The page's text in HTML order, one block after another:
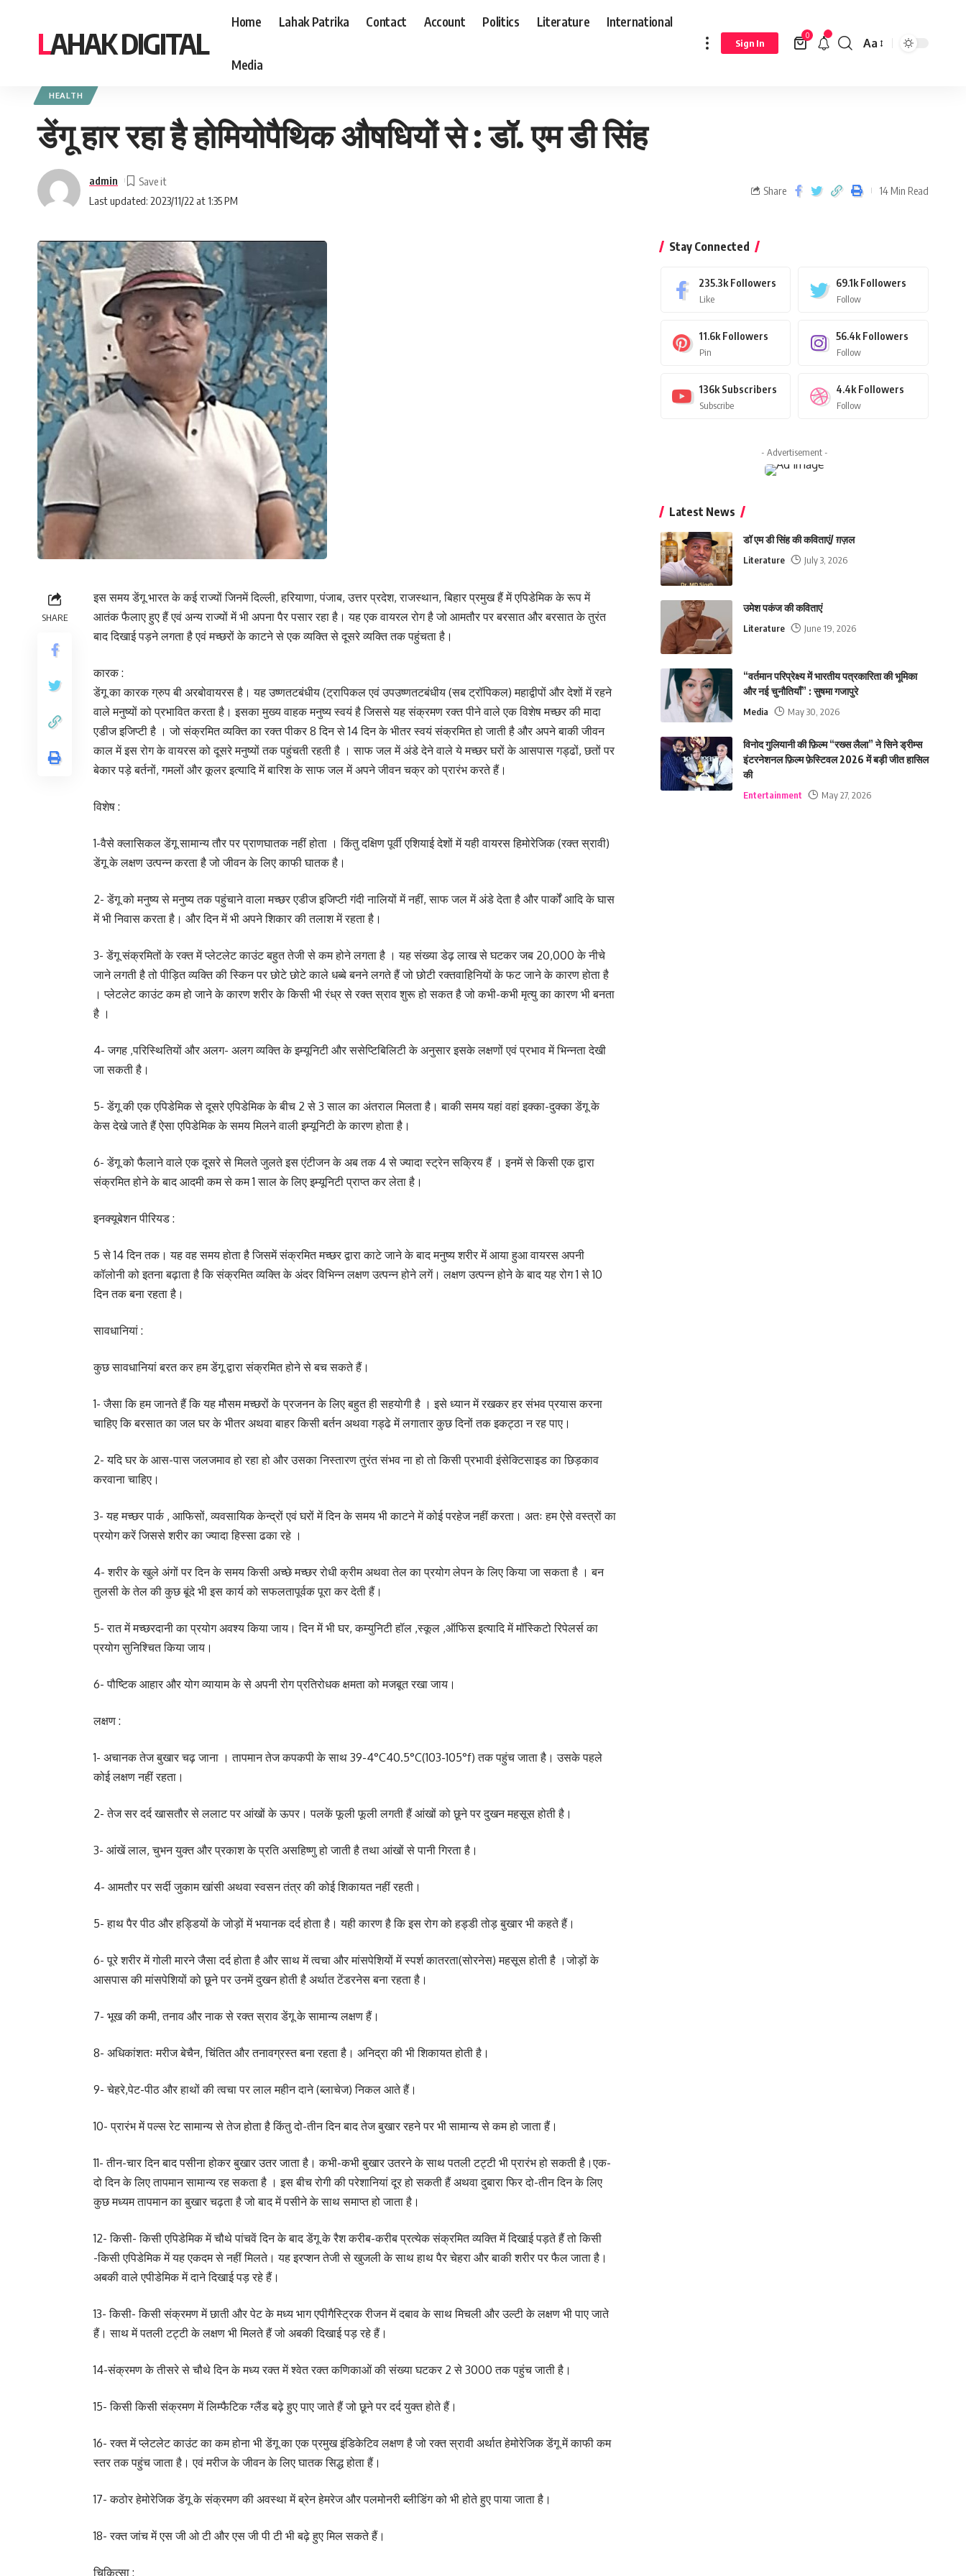
LAHAK DIGITAL
Home Lahak Patrika Contact Account Politics Literature International
Media
Sign In
0
Aa
डेंगू हार रहा है होमियोपैथिक औषधियों से : डॉ. एम डी सिंह
HEALTH
डेंगू हार रहा है होमियोपैथिक औषधियों से : डॉ. एम डी सिंह
Last updated: 2023/11/22 at 1:35 PM
admin
Share 14 Min Read
SHARE
इस समय डेंगू भारत के कई राज्यों जिनमें दिल्ली, हरियाणा, पंजाब, उत्तर प्रदेश, राजस्थान, बिहार प्रमुख हैं में एपिडेमिक के रूप में
आतंक फैलाए हुए हैं एवं अन्य राज्यों में भी अपना पैर पसार रहा है। यह एक वायरल रोग है जो आमतौर पर बरसात और बरसात के तुरंत
बाद दिखाई पड़ने लगता है एवं मच्छरों के काटने से एक व्यक्ति से दूसरे व्यक्ति तक पहुंचता है।
कारक :
डेंगू का कारक ग्रुप बी अरबोवायरस है। यह उष्णतटबंधीय (ट्रापिकल एवं उपउष्णतटबंधीय (सब ट्रॉपिकल) महाद्वीपों और देशों में रहने
वाले मनुष्यों को प्रभावित करता है। इसका मुख्य वाहक मनुष्य स्वयं है जिससे यह संक्रमण रक्त पीने वाले एक विशेष मच्छर की मादा
एडीज इजिप्टी है । जो संक्रमित व्यक्ति का रक्त पीकर 8 दिन से 14 दिन के भीतर स्वयं संक्रमित हो जाती है और अपने बाकी जीवन
काल में इस रोग के वायरस को दूसरे मनुष्यों तक पहुंचती रहती है । साफ जल में अंडे देने वाले ये मच्छर घरों के आसपास गड्ढों, छतों पर
बेकार पड़े बर्तनों, गमलों और कूलर इत्यादि में बारिश के साफ जल में अपने जीवन चक्र को प्रारंभ करते हैं।
विशेष :
1-वैसे क्लासिकल डेंगू सामान्य तौर पर प्राणघातक नहीं होता । किंतु दक्षिण पूर्वी एशियाई देशों में यही वायरस हिमोरेजिक (रक्त स्रावी)
डेंगू के लक्षण उत्पन्न करता है जो जीवन के लिए काफी घातक है।
2- डेंगू को मनुष्य से मनुष्य तक पहुंचाने वाला मच्छर एडीज इजिप्टी गंदी नालियों में नहीं, साफ जल में अंडे देता है और पार्कों आदि के घास
में भी निवास करता है। और दिन में भी अपने शिकार की तलाश में रहता है।
3- डेंगू संक्रमितों के रक्त में प्लेटलेट काउंट बहुत तेजी से कम होने लगता है । यह संख्या डेढ़ लाख से घटकर जब 20,000 के नीचे
जाने लगती है तो पीड़ित व्यक्ति की स्किन पर छोटे छोटे काले धब्बे बनने लगते हैं जो छोटी रक्तवाहिनियों के फट जाने के कारण होता है
। प्लेटलेट काउंट कम हो जाने के कारण शरीर के किसी भी रंध्र से रक्त स्राव शुरू हो सकत है जो कभी-कभी मृत्यु का कारण भी बनता
है ।
4- जगह ,परिस्थितियों और अलग- अलग व्यक्ति के इम्यूनिटी और ससेप्टिबिलिटी के अनुसार इसके लक्षणों एवं प्रभाव में भिन्नता देखी
जा सकती है।
5- डेंगू की एक एपिडेमिक से दूसरे एपिडेमिक के बीच 2 से 3 साल का अंतराल मिलता है। बाकी समय यहां वहां इक्का-दुक्का डेंगू के
केस देखे जाते हैं ऐसा एपिडेमिक के समय मिलने वाली इम्यूनिटी के कारण होता है।
6- डेंगू को फैलाने वाले एक दूसरे से मिलते जुलते इस एंटीजन के अब तक 4 से ज्यादा स्ट्रेन सक्रिय हैं । इनमें से किसी एक द्वारा
संक्रमित होने के बाद आदमी कम से कम 1 साल के लिए इम्यूनिटी प्राप्त कर लेता है।
इनक्यूबेशन पीरियड :
5 से 14 दिन तक। यह वह समय होता है जिसमें संक्रमित मच्छर द्वारा काटे जाने के बाद मनुष्य शरीर में आया हुआ वायरस अपनी
कॉलोनी को इतना बढ़ाता है कि संक्रमित व्यक्ति के अंदर विभिन्न लक्षण उत्पन्न होने लगें। लक्षण उत्पन्न होने के बाद यह रोग 1 से 10
दिन तक बना रहता है।
सावधानियां :
कुछ सावधानियां बरत कर हम डेंगू द्वारा संक्रमित होने से बच सकते हैं।
1- जैसा कि हम जानते हैं कि यह मौसम मच्छरों के प्रजनन के लिए बहुत ही सहयोगी है । इसे ध्यान में रखकर हर संभव प्रयास करना
चाहिए कि बरसात का जल घर के भीतर अथवा बाहर किसी बर्तन अथवा गड्ढे में लगातार कुछ दिनों तक इकट्ठा न रह पाए।
2- यदि घर के आस-पास जलजमाव हो रहा हो और उसका निस्तारण तुरंत संभव ना हो तो किसी प्रभावी इंसेक्टिसाइड का छिड़काव
करवाना चाहिए।
3- यह मच्छर पार्क , आफिसों, व्यवसायिक केन्द्रों एवं घरों में दिन के समय भी काटने में कोई परहेज नहीं करता। अतः हम ऐसे वस्त्रों का
प्रयोग करें जिससे शरीर का ज्यादा हिस्सा ढका रहे ।
4- शरीर के खुले अंगों पर दिन के समय किसी अच्छे मच्छर रोधी क्रीम अथवा तेल का प्रयोग लेपन के लिए किया जा सकता है । बन
तुलसी के तेल की कुछ बूंदे भी इस कार्य को सफलतापूर्वक पूरा कर देती हैं।
5- रात में मच्छरदानी का प्रयोग अवश्य किया जाय। दिन में भी घर, कम्युनिटी हॉल ,स्कूल ,ऑफिस इत्यादि में मॉस्किटो रिपेलर्स का
प्रयोग सुनिश्चित किया जाय।
6- पौष्टिक आहार और योग व्यायाम के से अपनी रोग प्रतिरोधक क्षमता को मजबूत रखा जाय।
लक्षण :
1- अचानक तेज बुखार चढ़ जाना । तापमान तेज कपकपी के साथ 39-4°C40.5°C(103-105°f) तक पहुंच जाता है। उसके पहले
कोई लक्षण नहीं रहता।
2- तेज सर दर्द खासतौर से ललाट पर आंखों के ऊपर। पलकें फूली फूली लगती हैं आंखों को छूने पर दुखन महसूस होती है।
3- आंखें लाल, चुभन युक्त और प्रकाश के प्रति असहिष्णु हो जाती है तथा आंखों से पानी गिरता है।
4- आमतौर पर सर्दी जुकाम खांसी अथवा स्वसन तंत्र की कोई शिकायत नहीं रहती।
5- हाथ पैर पीठ और हड्डियों के जोड़ों में भयानक दर्द होता है। यही कारण है कि इस रोग को हड्डी तोड़ बुखार भी कहते हैं।
6- पूरे शरीर में गोली मारने जैसा दर्द होता है और साथ में त्वचा और मांसपेशियों में स्पर्श कातरता(सोरनेस) महसूस होती है ।जोड़ों के
आसपास की मांसपेशियों को छूने पर उनमें दुखन होती है अर्थात टेंडरनेस बना रहता है।
7- भूख की कमी, तनाव और नाक से रक्त स्राव डेंगू के सामान्य लक्षण हैं।
8- अधिकांशतः मरीज बेचैन, चिंतित और तनावग्रस्त बना रहता है। अनिद्रा की भी शिकायत होती है।
9- चेहरे,पेट-पीठ और हाथों की त्वचा पर लाल महीन दाने (ब्लाचेज) निकल आते हैं।
10- प्रारंभ में पल्स रेट सामान्य से तेज होता है किंतु दो-तीन दिन बाद तेज बुखार रहने पर भी सामान्य से कम हो जाता हैं।
11- तीन-चार दिन बाद पसीना होकर बुखार उतर जाता है। कभी-कभी बुखार उतरने के साथ पतली टट्टी भी प्रारंभ हो सकती है।एक-
दो दिन के लिए तापमान सामान्य रह सकता है । इस बीच रोगी की परेशानियां दूर हो सकती हैं अथवा दुबारा फिर दो-तीन दिन के लिए
कुछ मध्यम तापमान का बुखार चढ़ता है जो बाद में पसीने के साथ समाप्त हो जाता है।
12- किसी- किसी एपिडेमिक में चौथे पांचवें दिन के बाद डेंगू के रैश करीब-करीब प्रत्येक संक्रमित व्यक्ति में दिखाई पड़ते हैं तो किसी
-किसी एपिडेमिक में यह एकदम से नहीं मिलते। यह इरप्शन तेजी से खुजली के साथ हाथ पैर चेहरा और बाकी शरीर पर फैल जाता है।
अबकी वाले एपीडेमिक में दाने दिखाई पड़ रहे हैं।
13- किसी- किसी संक्रमण में छाती और पेट के मध्य भाग एपीगैस्ट्रिक रीजन में दबाव के साथ मिचली और उल्टी के लक्षण भी पाए जाते
हैं। साथ में पतली टट्टी के लक्षण भी मिलते हैं जो अबकी दिखाई पड़ रहे हैं।
14-संक्रमण के तीसरे से चौथे दिन के मध्य रक्त में श्वेत रक्त कणिकाओं की संख्या घटकर 2 से 3000 तक पहुंच जाती है।
15- किसी किसी संक्रमण में लिम्फैटिक ग्लैंड बढ़े हुए पाए जाते हैं जो छूने पर दर्द युक्त होते हैं।
16- रक्त में प्लेटलेट काउंट का कम होना भी डेंगू का एक प्रमुख इंडिकेटिव लक्षण है जो रक्त स्रावी अर्थात हेमोरेजिक डेंगू में काफी कम
स्तर तक पहुंच जाता है। एवं मरीज के जीवन के लिए घातक सिद्ध होता हैं।
17- कठोर हेमोरेजिक डेंगू के संक्रमण की अवस्था में ब्रेन हेमरेज और पलमोनरी ब्लीडिंग को भी होते हुए पाया जाता है।
18- रक्त जांच में एस जी ओ टी और एस जी पी टी भी बढ़े हुए मिल सकते हैं।
चिकित्सा :
Stay Connected
235.3k Followers
Like
69.1k Followers
Follow
11.6k Followers
Pin
56.4k Followers
Follow
136k Subscribers
Subscribe
4.4k Followers
Follow
- Advertisement -
Latest News
डॉ एम डी सिंह की कविताएं/ ग़ज़ल
Literature July 3, 2026
उमेश पकंज की कविताएं
Literature June 19, 2026
“वर्तमान परिप्रेक्ष्य में भारतीय पत्रकारिता की भूमिका
और नई चुनौतियाँ” : सुषमा गजापुरे
Media May 30, 2026
विनोद गुलियानी की फ़िल्म “रख्स लैला” ने सिने ड्रीम्स
इंटरनेशनल फ़िल्म फ़ेस्टिवल 2026 में बड़ी जीत हासिल
की
Entertainment May 27, 2026